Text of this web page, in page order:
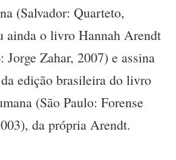
(Salvador: Quarteto,
ainda o livro Hannah Arendt
Jorge Zahar, 2007) e assina
edição brasileira do livro
(São Paulo: Forense
da própria Arendt.